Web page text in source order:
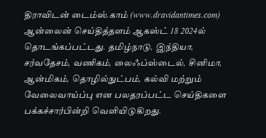
திராவிடன் டைம்ஸ்.காம் (www.dravidantimes.com)
ஆன்லைன் செய்தித்தளம் ஆகஸ்ட் 18 2024ல்
தொடங்கப்பட்டது. தமிழ்நாடு, இந்தியா,
சர்வதேசம், வணிகம், லைஃப்ஸ்டைல், சினிமா,
ஆன்மிகம், தொழில்நுட்பம், கல்வி மற்றும்
வேலைவாய்ப்பு என பலதரப்பட்ட செய்திகளை
பக்கச்சார்பின்றி வெளியிடுகிறது.